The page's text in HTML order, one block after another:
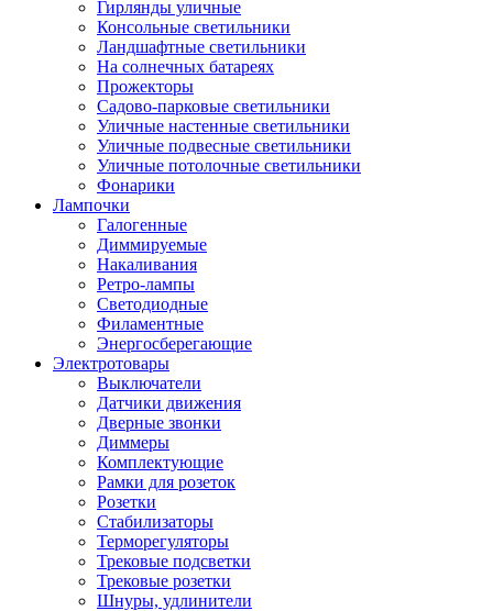
Гирлянды уличные
Консольные светильники
Ландшафтные светильники
На солнечных батареях
Прожекторы
Садово-парковые светильники
Уличные настенные светильники
Уличные подвесные светильники
Уличные потолочные светильники
Фонарики
Лампочки
Галогенные
Диммируемые
Накаливания
Ретро-лампы
Светодиодные
Филаментные
Энергосберегающие
Электротовары
Выключатели
Датчики движения
Дверные звонки
Диммеры
Комплектующие
Рамки для розеток
Розетки
Стабилизаторы
Терморегуляторы
Трековые подсветки
Трековые розетки
Шнуры, удлинители